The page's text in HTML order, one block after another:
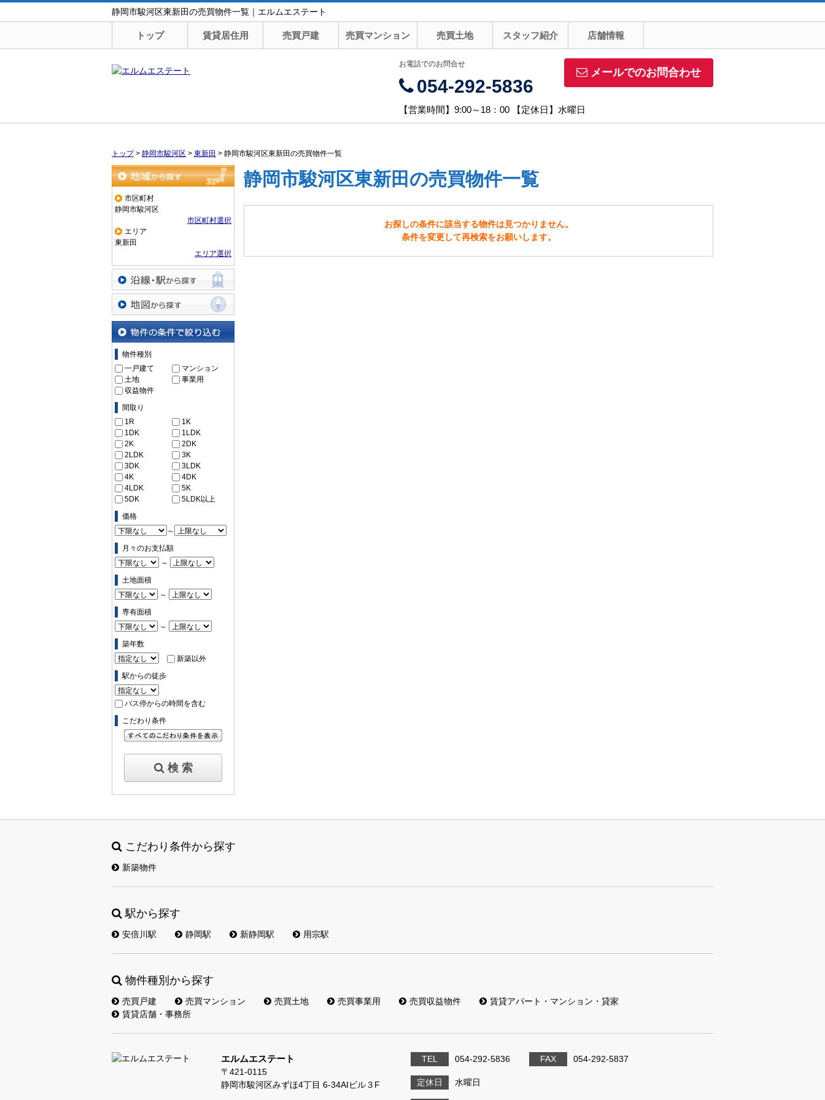
静岡市駿河区東新田の売買物件一覧｜エルムエステート
トップ 賃貸居住用 売買戸建 売買マンション 売買土地 スタッフ紹介 店舗情報
メールでのお問合わせ
お電話でのお問合せ
054-292-5836
【営業時間】9:00～18：00 【定休日】水曜日
トップ> 静岡市駿河区 > 東新田 > 静岡市駿河区東新田の売買物件一覧
地域から探す
市区町村
静岡市駿河区
市区町村選択
エリア
東新田
エリア選択
沿線・駅から探す
地図から探す
物件の条件で絞り込む
物件種別
一戸建て
マンション
土地
事業用
収益物件
間取り
1R
1K
1DK
1LDK
2K
2DK
2LDK
3K
3DK
3LDK
4K
4DK
4LDK
5K
5DK
5LDK以上
価格
～
月々のお支払額
～
土地面積
～
専有面積
～
築年数
新築以外
駅からの徒歩
バス停からの時間を含む
こだわり条件
検 索
静岡市駿河区東新田の売買物件一覧
お探しの条件に該当する物件は見つかりません。
条件を変更して再検索をお願いします。
こだわり条件から探す
新築物件
駅から探す
安倍川駅 静岡駅 新静岡駅 用宗駅
物件種別から探す
売買戸建 売買マンション 売買土地 売買事業用 売買収益物件
賃貸アパート・マンション・貸家
賃貸店舗・事務所
エルムエステート
〒421-0115
静岡市駿河区みずほ4丁目 6-34AIビル３F
TEL 054-292-5836 FAX 054-292-5837
定休日 水曜日